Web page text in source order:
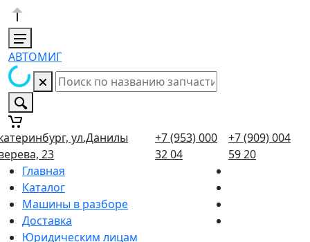
АВТОМИГ
ул.Данилы
23
+7 (953) 000
32 04
+7 (909) 004
59 20
Главная
Каталог
Машины в разборе
Доставка
Юридическим лицам